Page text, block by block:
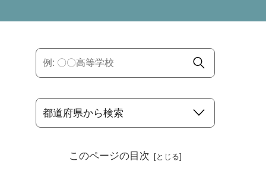
このページの目次